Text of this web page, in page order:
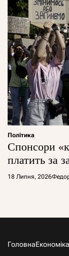
Політика
Спонсори
платить за
18 Липня, 2026
ГоловнаЕкономіка